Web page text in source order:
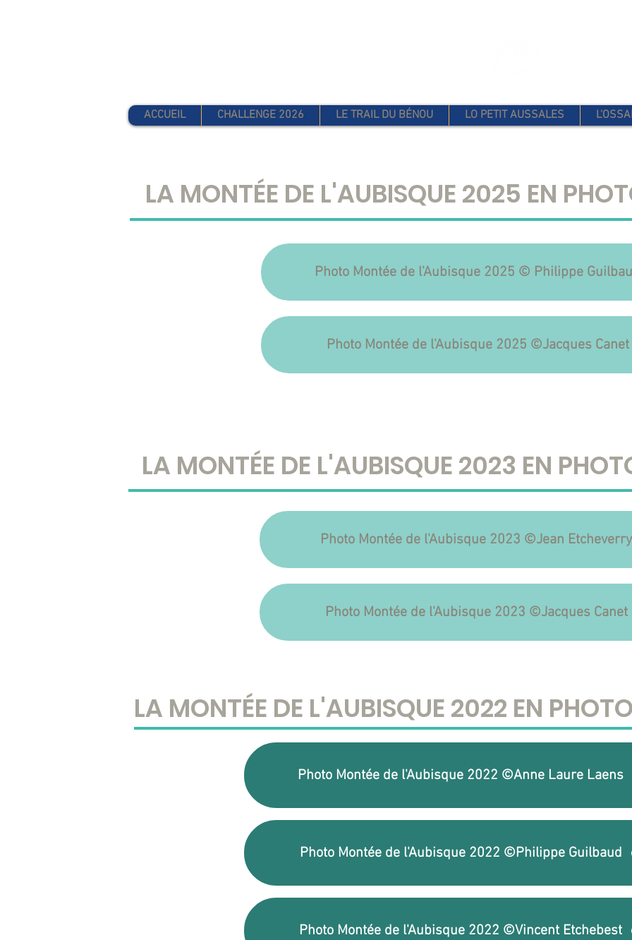
ACCUEIL CHALLENGE 2026 LE TRAIL DU BÉNOU LO PETIT AUSSALES
LA MONTÉE DE L'AUBISQUE 2025 EN
Photo Montée de l'Aubisque 2025 © Philippe
Photo Montée de l'Aubisque 2025 ©Jacques Canet
LA MONTÉE DE L'AUBISQUE 2023 EN
Photo Montée de l'Aubisque 2023 ©Jean Etcheverry
Photo Montée de l'Aubisque 2023 ©Jacques Canet
LA MONTÉE DE L'AUBISQUE 2022 EN
Photo Montée de l'Aubisque 2022 ©Anne Laure Laens
Photo Montée de l'Aubisque 2022 ©Philippe Guilbaud
Photo Montée de l'Aubisque 2022 ©Vincent Etchebest